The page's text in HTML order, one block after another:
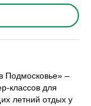
Подмосковье» –
классов для
летний отдых у